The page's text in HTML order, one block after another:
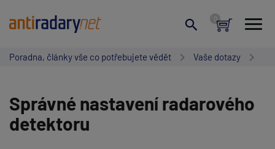
Poradna, články vše co potřebujete vědět Vaše dotazy
Správné nastavení radarového
detektoru